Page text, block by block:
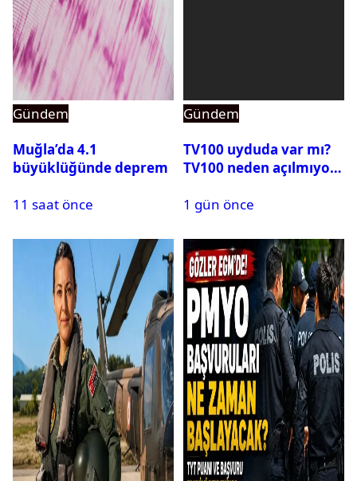
Gündem
Muğla’da 4.1
büyüklüğünde deprem
11 saat önce
Gündem
TV100 uyduda var mı?
TV100 neden açılmıyor?
1 gün önce